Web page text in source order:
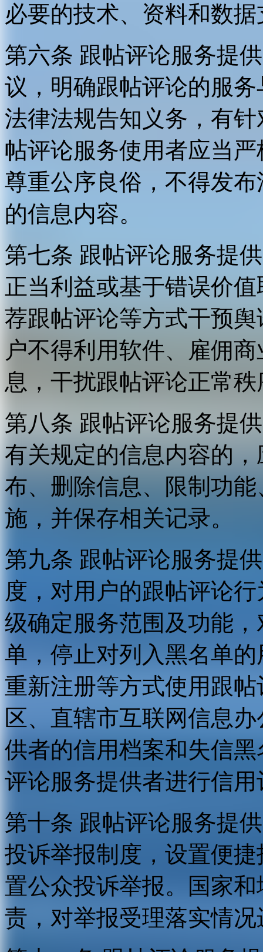
必要的技术、资料和数
第六条 跟帖评论服务提
议，明确跟帖评论的服
法律法规告知义务，有
帖评论服务使用者应当
尊重公序良俗，不得发
的信息内容。
第七条 跟帖评论服务提
正当利益或基于错误价
荐跟帖评论等方式干预
户不得利用软件、雇佣
息，干扰跟帖评论正常
第八条 跟帖评论服务提
有关规定的信息内容的
布、删除信息、限制功
施，并保存相关记录。
第九条 跟帖评论服务提
度，对用户的跟帖评论
级确定服务范围及功能
单，停止对列入黑名单
重新注册等方式使用跟
区、直辖市互联网信息
供者的信用档案和失信
评论服务提供者进行信用
第十条 跟帖评论服务提
投诉举报制度，设置便
置公众投诉举报。国家
责，对举报受理落实情